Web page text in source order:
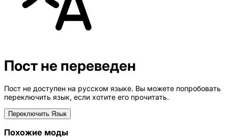
Пост не переведен
Пост не доступен на русском языке. Вы можете попробовать
переключить язык, если хотите его прочитать.
Переключить Язык
Похожие моды